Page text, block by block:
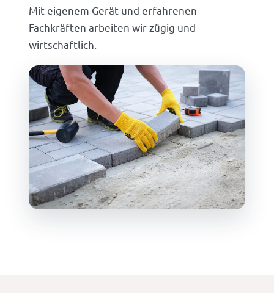
Mit eigenem Gerät und erfahrenen
Fachkräften arbeiten wir zügig und
wirtschaftlich.